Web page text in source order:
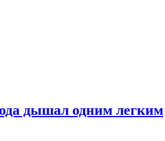
дышал одним легким